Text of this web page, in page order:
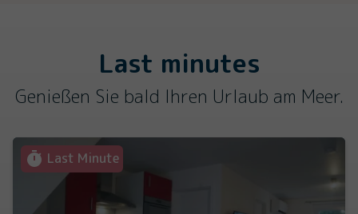
Last minutes
Genießen Sie bald Ihren Urlaub am Meer.
Last Minute